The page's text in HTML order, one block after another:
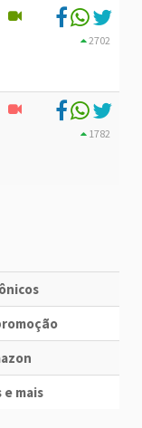
2702
1782
mais